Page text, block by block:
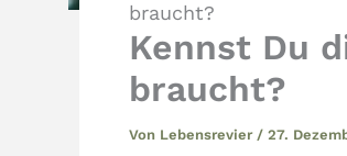
braucht?
Kennst Du
braucht?
Von Lebensrevier / 27.